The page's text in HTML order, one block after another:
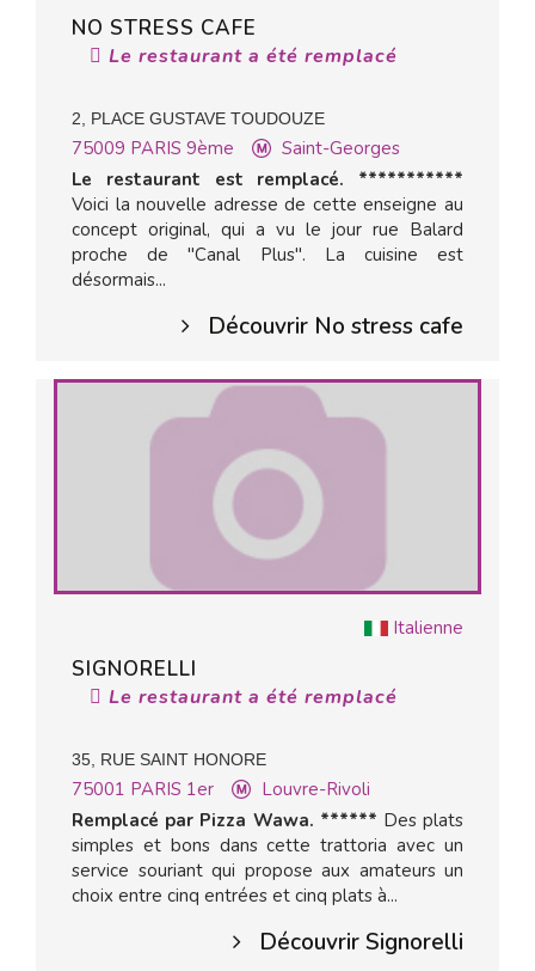
NO STRESS CAFE
Le restaurant a été remplacé
2, PLACE GUSTAVE TOUDOUZE
75009 PARIS 9ème
Saint-Georges
Le restaurant est remplacé. ***********
Voici la nouvelle adresse de cette enseigne au
concept original, qui a vu le jour rue Balard
proche de "Canal Plus". La cuisine est
désormais...
Découvrir No stress cafe
Italienne
SIGNORELLI
Le restaurant a été remplacé
35, RUE SAINT HONORE
75001 PARIS 1er
Louvre-Rivoli
Remplacé par Pizza Wawa. ****** Des plats
simples et bons dans cette trattoria avec un
service souriant qui propose aux amateurs un
choix entre cinq entrées et cinq plats à...
Découvrir Signorelli